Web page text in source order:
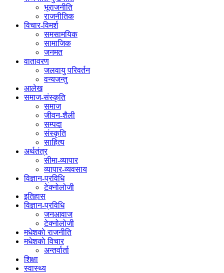
भूराजनीति
राजनीतिक
विचार-विमर्श
समसामयिक
सामाजिक
जनमत
वातावरण
जलवायु परिवर्तन
वन्यजन्तु
आलेख
समाज-संस्कृति
समाज
जीवन-शैली
सम्पदा
संस्कृति
साहित्य
अर्थतंत्र
सीमा-व्यापार
व्यापार-व्यवसाय
विज्ञान-प्रविधि
टेक्नोलोजी
इतिहास
विज्ञान-प्रविधि
जनआवाज
टेक्नोलोजी
मधेशकाे राजनीति
मधेशकाे विचार
अन्तर्वार्ता
शिक्षा
स्वास्थ्य